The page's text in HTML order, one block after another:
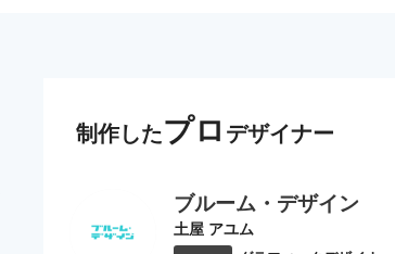
制作したプロ デザイナー
ブルーム・デザイン
土屋 アユム